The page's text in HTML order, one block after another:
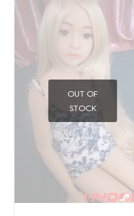
OUT OF
STOCK